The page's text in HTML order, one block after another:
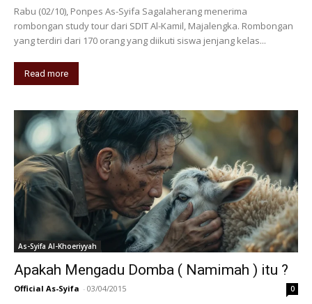
Rabu (02/10), Ponpes As-Syifa Sagalaherang menerima
rombongan study tour dari SDIT Al-Kamil, Majalengka. Rombongan
yang terdiri dari 170 orang yang diikuti siswa jenjang kelas...
Read more
As-Syifa Al-Khoeriyyah
Apakah Mengadu Domba ( Namimah ) itu ?
Official As-Syifa - 03/04/2015 0